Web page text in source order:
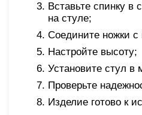
Вставьте спинку в
на стуле;
Соедините ножки с
Настройте высоту;
Установите стул в
Проверьте
Изделие готово к